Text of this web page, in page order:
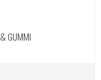
GUMMI